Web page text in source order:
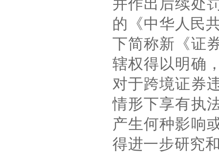
并作出后续处
的《中华人民
下简称新《证
辖权得以明确
对于跨境证券
情形下享有执
产生何种影响
得进一步研究